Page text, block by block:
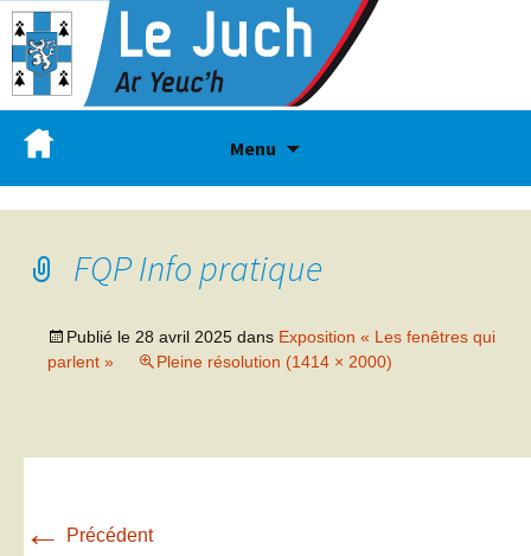
Menu
FQP Info pratique
Publié le 28 avril 2025 dans Exposition « Les fenêtres qui
parlent »
Pleine résolution (1414 × 2000)
← Précédent